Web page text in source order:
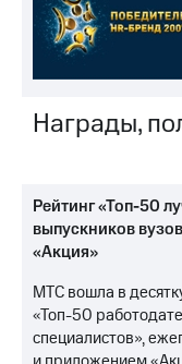
Награды,
Рейтинг «Топ-50
выпускников
«Акция»
МТС вошла в
«Топ-50
специалистов»,